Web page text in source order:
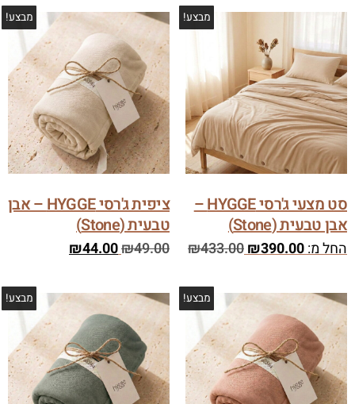
מבצע!
סט מצעי ג'רסי HYGGE –
אבן טבעית (Stone)
החל מ: ₪390.00
₪433.00
מבצע!
ציפית ג'רסי HYGGE – אבן
טבעית (Stone)
₪49.00
₪44.00
מבצע! מבצע!